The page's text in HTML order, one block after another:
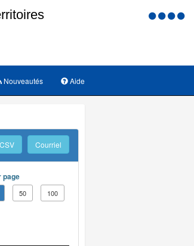
Menu
Aide
Nouveautés
CSV Courriel
page
50 100